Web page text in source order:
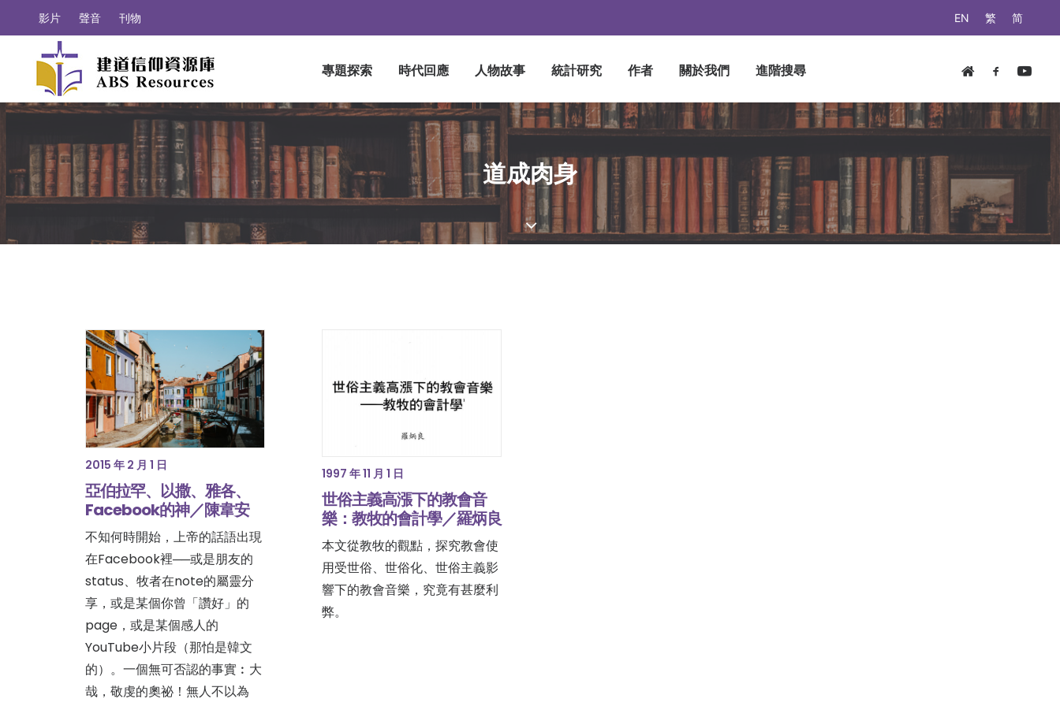
EN 繁 简
影片 聲音 刊物
專題探索 時代回應 人物故事 統計研究 作者 關於我們 進階搜尋
道成肉身
2015 年 2 月 1 日
亞伯拉罕、以撒、雅各、
Facebook的神／陳韋安
不知何時開始，上帝的話語出現
在Facebook裡──或是朋友的
status、牧者在note的屬靈分
享，或是某個你曾「讚好」的
page，或是某個感人的
YouTube小片段（那怕是韓文
的）。一個無可否認的事實︰大
哉，敬虔的奧祕！無人不以為
1997 年 11 月 1 日
世俗主義高漲下的教會音
樂：教牧的會計學／羅炳良
本文從教牧的觀點，探究教會使
用受世俗、世俗化、世俗主義影
響下的教會音樂，究竟有甚麼利
弊。